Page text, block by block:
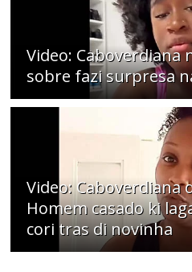
Video: Caboverdiana
sobre fazi surpresa
Video: Caboverdiana
Homem casado ki
cori tras di novinha